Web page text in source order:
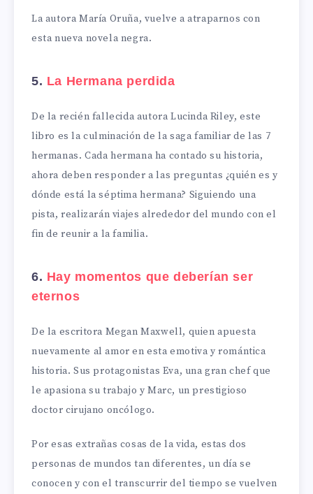
La autora María Oruña, vuelve a atraparnos con
esta nueva novela negra.
5. La Hermana perdida
De la recién fallecida autora Lucinda Riley, este
libro es la culminación de la saga familiar de las 7
hermanas. Cada hermana ha contado su historia,
ahora deben responder a las preguntas ¿quién es y
dónde está la séptima hermana? Siguiendo una
pista, realizarán viajes alrededor del mundo con el
fin de reunir a la familia.
6. Hay momentos que deberían ser
eternos
De la escritora Megan Maxwell, quien apuesta
nuevamente al amor en esta emotiva y romántica
historia. Sus protagonistas Eva, una gran chef que
le apasiona su trabajo y Marc, un prestigioso
doctor cirujano oncólogo.
Por esas extrañas cosas de la vida, estas dos
personas de mundos tan diferentes, un día se
conocen y con el transcurrir del tiempo se vuelven